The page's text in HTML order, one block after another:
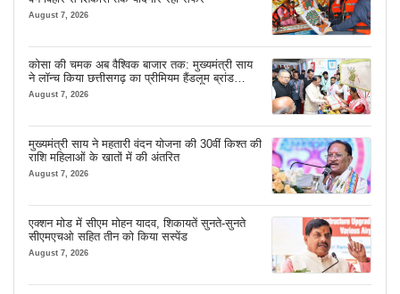
August 7, 2026
कोसा की चमक अब वैश्विक बाजार तक: मुख्यमंत्री साय
ने लॉन्च किया छत्तीसगढ़ का प्रीमियम हैंडलूम ब्रांड
‘कोशल फैब’
August 7, 2026
मुख्यमंत्री साय ने महतारी वंदन योजना की 30वीं किश्त की
राशि महिलाओं के खातों में की अंतरित
August 7, 2026
एक्शन मोड में सीएम मोहन यादव, शिकायतें सुनते-सुनते
सीएमएचओ सहित तीन को किया सस्पेंड
August 7, 2026